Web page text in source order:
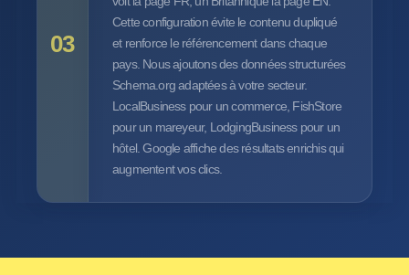
03
Cette configuration évite le contenu dupliqué
et renforce le référencement dans chaque
pays. Nous ajoutons des données structurées
Schema.org adaptées à votre secteur.
LocalBusiness pour un commerce, FishStore
pour un mareyeur, LodgingBusiness pour un
hôtel. Google affiche des résultats enrichis qui
augmentent vos clics.